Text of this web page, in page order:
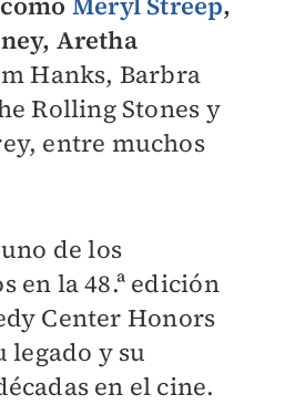
Aretha
Hanks, Barbra
Rolling Stones y
entre muchos
de los
en la 48.ª edición
Center Honors
legado y su
en el cine.